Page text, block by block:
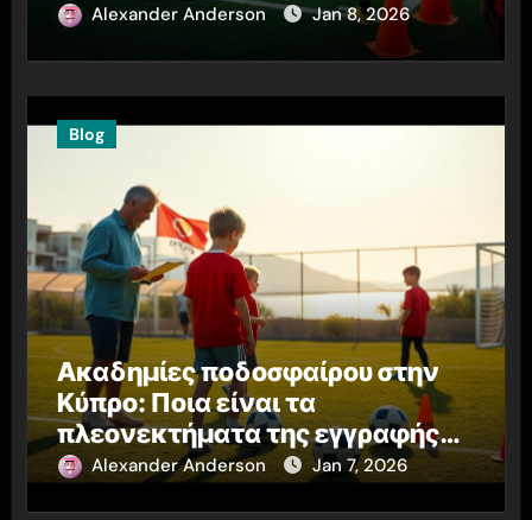
Alexander Anderson Jan 8, 2026
Blog
Ακαδημίες ποδοσφαίρου στην
Κύπρο: Ποια είναι τα
πλεονεκτήματα της εγγραφής
από μικρή ηλικία
Alexander Anderson Jan 7, 2026